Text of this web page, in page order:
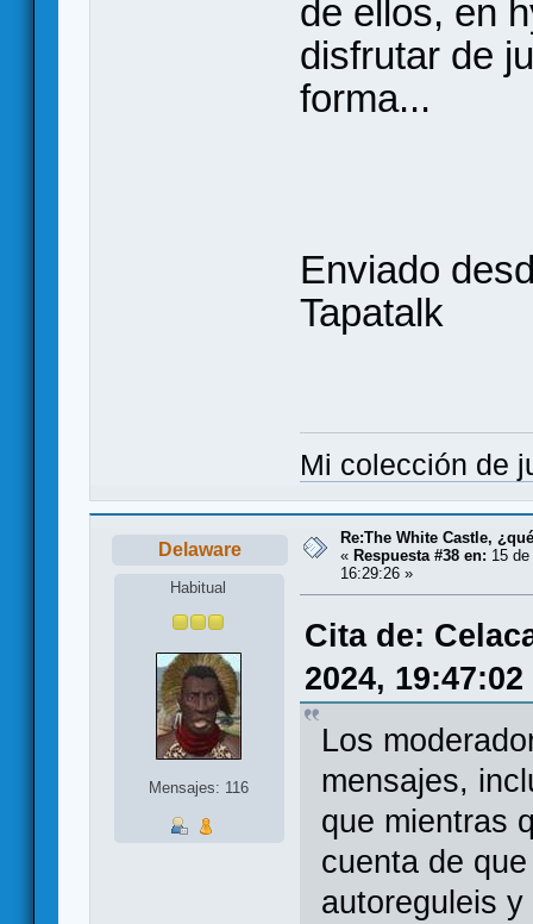
de ellos, en
disfrutar de
forma...
Enviado
Tapatalk
Mi colección de
Delaware
Habitual
Mensajes: 116
Re:The White Castle,
« Respuesta #38 en: 15
16:29:26 »
Cita de:
2024, 19:47:02
Los
mensajes,
que mientras
cuenta de
autoreguleis